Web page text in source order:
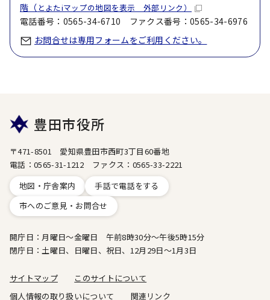
階（ とよたiマップの地図を表示 外部リンク）
電話番号：0565-34-6710 ファクス番号：0565-34-6976
お問合せは専用フォームをご利用ください。
豊田市役所
〒471-8501 愛知県豊田市西町3丁目60番地
電話：0565-31-1212 ファクス：0565-33-2221
地図・庁舎案内
手話で電話をする
市へのご意見・お問合せ
開庁日：月曜日～金曜日 午前8時30分～午後5時15分
閉庁日：土曜日、日曜日、祝日、12月29日～1月3日
サイトマップ
このサイトについて
個人情報の取り扱いについて
関連リンク